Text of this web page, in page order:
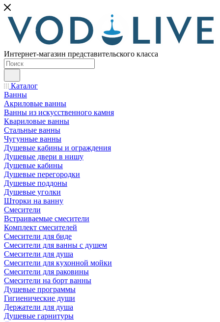
Интернет-магазин представительского класса
Каталог
Ванны
Акриловые ванны
Ванны из искусственного камня
Квариловые ванны
Стальные ванны
Чугунные ванны
Душевые кабины и ограждения
Душевые двери в нишу
Душевые кабины
Душевые перегородки
Душевые поддоны
Душевые уголки
Шторки на ванну
Смесители
Встраиваемые смесители
Комплект смесителей
Смесители для биде
Смесители для ванны с душем
Смесители для душа
Смесители для кухонной мойки
Смесители для раковины
Смесители на борт ванны
Душевые программы
Гигиенические души
Держатели для душа
Душевые гарнитуры